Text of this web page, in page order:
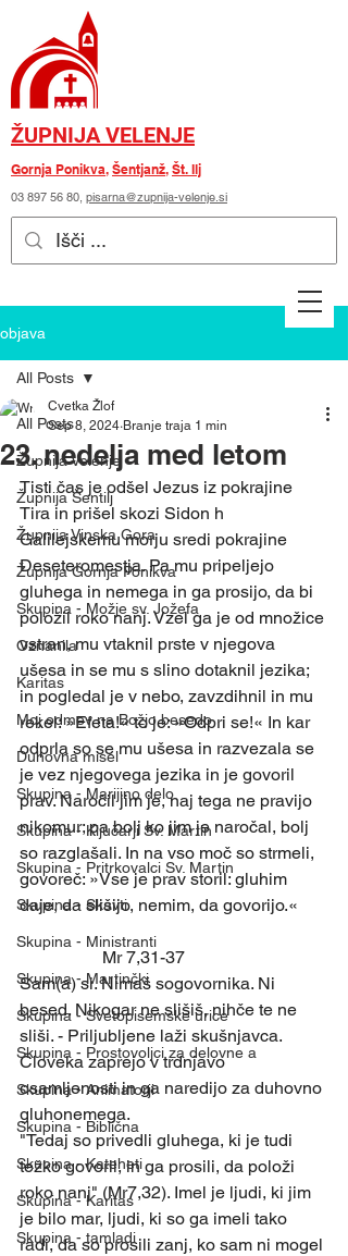
ŽUPNIJA VELENJE
Gornja Ponikva, Šentjanž, Št. Ilj
03 897 56 80, pisarna@zupnija-velenje.si
objava
All Posts
Župnija Velenje
Župnija Šentilj
Župnija Vinska Gora
Župnija Gornja Ponikva
Skupina - Možje sv. Jožefa
Oznanila
Karitas
Moj odmev na Božjo besedo
Duhovna misel
Skupina - Marijino delo
Skupina - Ključarji Sv. Martin
Skupina - Pritrkovalci Sv. Martin
Skupina - Skavti
Skupina - Ministranti
Skupina - Martinčki
Skupina - Svetopisemske urice
Skupina - Prostovoljci za delovne a
Skupina - Animatorji
Skupina - Biblična
Skupina - Kateheti
Skupina - Karitas
Skupina - tamladi
All Posts
23. nedelja med letom
Cvetka Žlof
Sep 8, 2024 Branje traja 1 min
Tisti čas je odšel Jezus iz pokrajine
Tira in prišel skozi Sidon h
Galilejskemu morju sredi pokrajine
Deseteromestja. Pa mu pripeljejo
gluhega in nemega in ga prosijo, da bi
položil roko nanj. Vzel ga je od množice
vstran, mu vtaknil prste v njegova
ušesa in se mu s slino dotaknil jezika;
in pogledal je v nebo, zavzdihnil in mu
rekel: »Efeta!« to je: »Odpri se!« In kar
odprla so se mu ušesa in razvezala se
je vez njegovega jezika in je govoril
prav. Naročil jim je, naj tega ne pravijo
nikomur; pa bolj ko jim je naročal, bolj
so razglašali. In na vso moč so strmeli,
govoreč: »Vse je prav storil: gluhim
daje, da slišijo, nemim, da govorijo.«
                   Mr 7,31-37
Sam(a) si. Nimaš sogovornika. Ni
besed. Nikogar ne slišiš, nihče te ne
sliši. - Priljubljene laži skušnjavca.
Človeka zaprejo v trdnjavo
osamljenosti in ga naredijo za duhovno
gluhonemega.
"Tedaj so privedli gluhega, ki je tudi
težko govoril, in ga prosili, da položi
roko nanj" (Mr7,32). Imel je ljudi, ki jim
je bilo mar, ljudi, ki so ga imeli tako
radi, da so prosili zanj, ko sam ni mogel